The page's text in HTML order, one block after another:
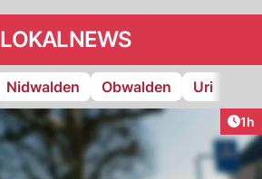
LOKALNEWS
Nidwalden Obwalden Uri
1h